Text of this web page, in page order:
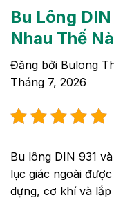
Bu Lông
Nhau Thế
Đăng bởi Bulong
Tháng 7, 2026
Bu lông DIN 931
lục giác ngoài
dựng, cơ khí và